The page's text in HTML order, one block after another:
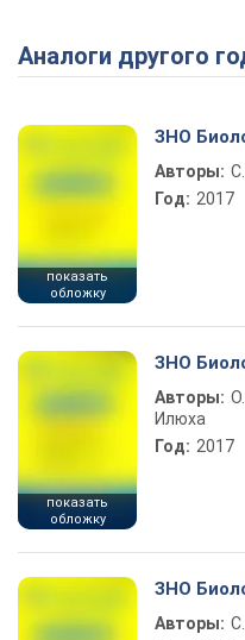
Аналоги другого
показать
обложку
ЗНО
Авторы:
Год: 2017
показать
обложку
ЗНО
Авторы:
Илюха
Год: 2017
ЗНО
Авторы: